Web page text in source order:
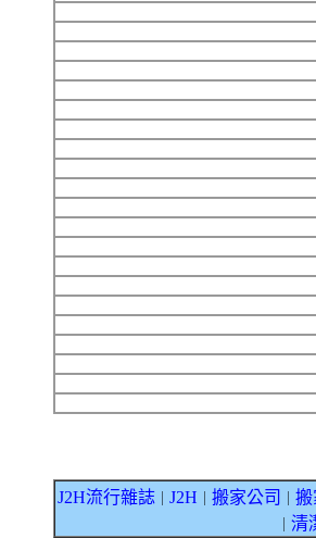
J2H流行雜誌 J2H 搬家公司 搬
清